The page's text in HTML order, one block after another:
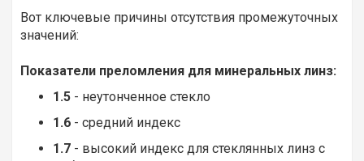
Вот ключевые причины отсутствия промежуточных
значений:
Показатели преломления для минеральных линз:
1.5 - неутонченное стекло
1.6 - средний индекс
1.7 - высокий индекс для стеклянных линз с